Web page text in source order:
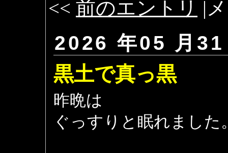
<< 前のエントリ |
2026 年05 月
黒土で真っ黒
昨晩は
ぐっすりと眠れました